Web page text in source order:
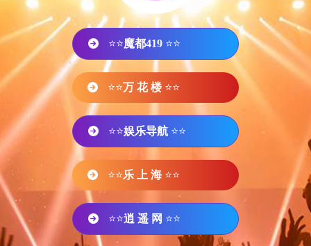
⭐⭐魔都419 ⭐⭐
⭐⭐万 花 楼 ⭐⭐
⭐⭐娱乐导航 ⭐⭐
⭐⭐乐 上 海 ⭐⭐
⭐⭐逍 遥 网 ⭐⭐